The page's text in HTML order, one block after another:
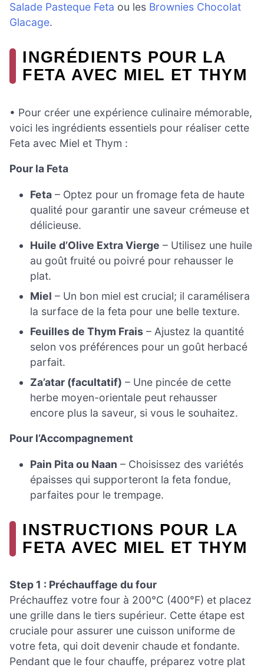
Salade Pasteque Feta ou les Brownies Chocolat
Glacage.
INGRÉDIENTS POUR LA
FETA AVEC MIEL ET THYM
• Pour créer une expérience culinaire mémorable,
voici les ingrédients essentiels pour réaliser cette
Feta avec Miel et Thym :
Pour la Feta
Feta – Optez pour un fromage feta de haute
qualité pour garantir une saveur crémeuse et
délicieuse.
Huile d’Olive Extra Vierge – Utilisez une huile
au goût fruité ou poivré pour rehausser le
plat.
Miel – Un bon miel est crucial; il caramélisera
la surface de la feta pour une belle texture.
Feuilles de Thym Frais – Ajustez la quantité
selon vos préférences pour un goût herbacé
parfait.
Za’atar (facultatif) – Une pincée de cette
herbe moyen-orientale peut rehausser
encore plus la saveur, si vous le souhaitez.
Pour l’Accompagnement
Pain Pita ou Naan – Choisissez des variétés
épaisses qui supporteront la feta fondue,
parfaites pour le trempage.
INSTRUCTIONS POUR LA
FETA AVEC MIEL ET THYM
Step 1 : Préchauffage du four
Préchauffez votre four à 200°C (400°F) et placez
une grille dans le tiers supérieur. Cette étape est
cruciale pour assurer une cuisson uniforme de
votre feta, qui doit devenir chaude et fondante.
Pendant que le four chauffe, préparez votre plat